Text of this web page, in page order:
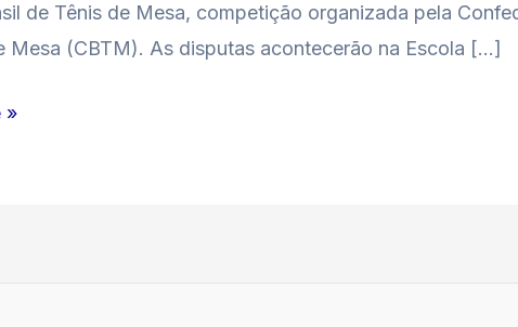
de Tênis de Mesa, competição organizada pela
Mesa (CBTM). As disputas acontecerão na Escola […]
»